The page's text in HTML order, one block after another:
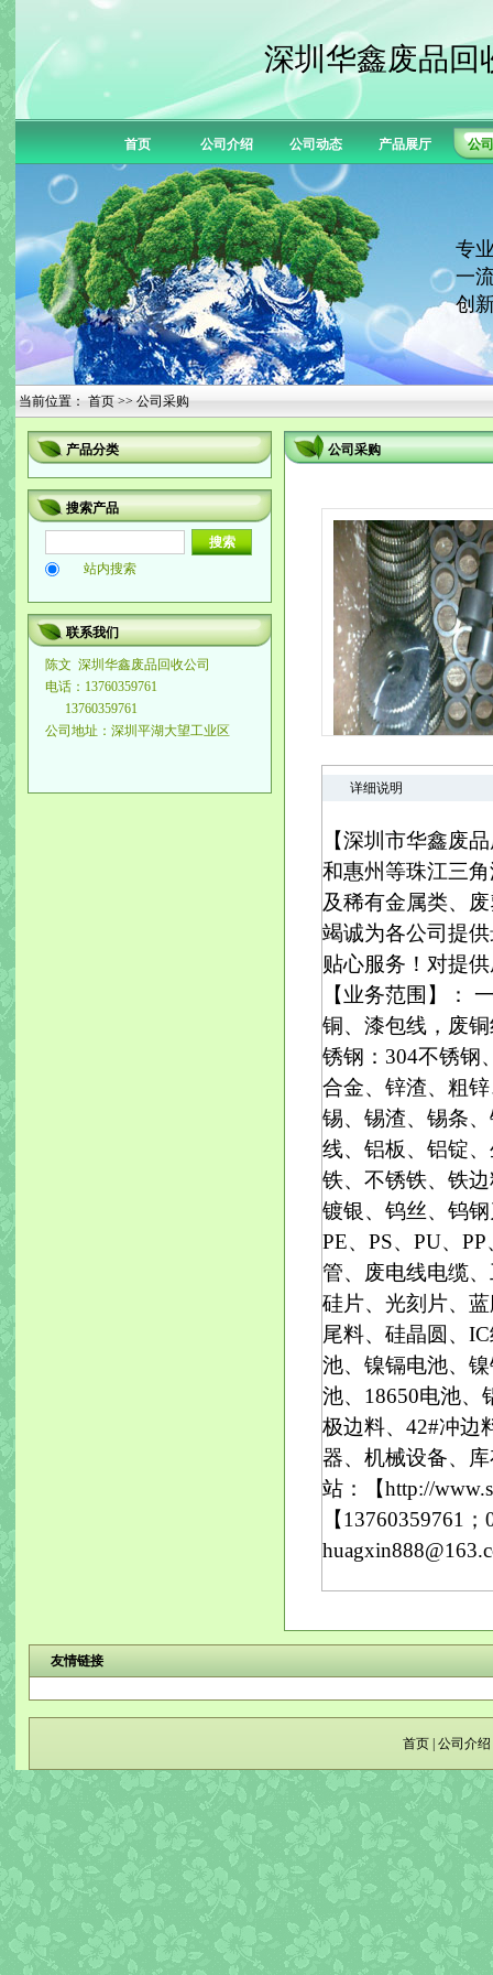
深圳华鑫废品回
首页 公司介绍 公司动态 产品展厅 公
专
一
创
当前位置： 首页 >> 公司采购
产品分类
搜索产品
站内搜索
联系我们
陈文 深圳华鑫废品回收公司
电话：13760359761
13760359761
公司地址：深圳平湖大望工业区
公司采购
详细说明
【深圳市华鑫废
和惠州等珠江三
及稀有金属类、
竭诚为各公司提
贴心服务！对提
【业务范围】：
铜、漆包线，废
锈钢：304不锈钢
合金、锌渣、粗
锡、锡渣、锡条
线、铝板、铝锭
铁、不锈铁、铁
镀银、钨丝、钨
PE、PS、PU、
管、废电线电缆
硅片、光刻片、
尾料、硅晶圆、
池、镍镉电池、
池、18650电池、
极边料、42#冲边
器、机械设备、
站：【http://
【13760359761
友情链接
首页 公司介绍